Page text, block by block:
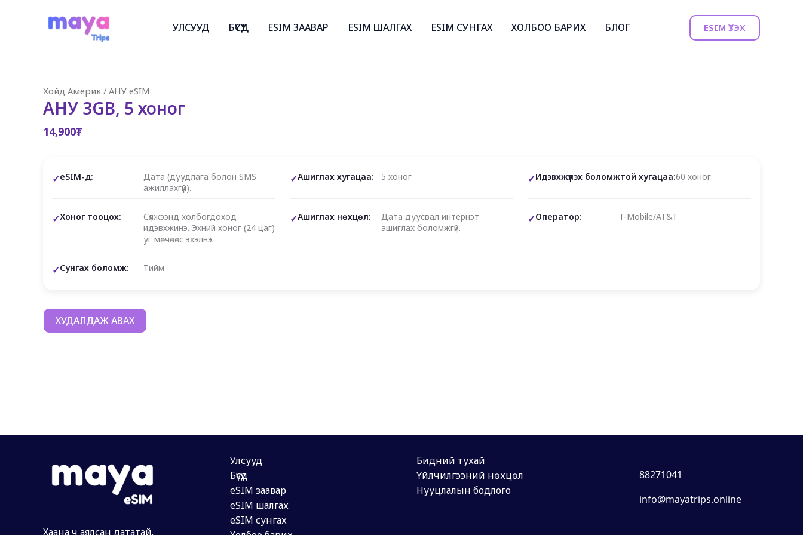
УЛСУУД БҮСҮҮД ESIM ЗААВАР ESIM ШАЛГАХ ESIM СУНГАХ ХОЛБОО БАРИХ БЛОГ ESIM ҮЗЭХ
Хойд Америк / АНУ eSIM
АНУ 3GB, 5 хоног
14,900₮
eSIM-д:
Дата (дуудлага болон SMS
ажиллахгүй).
Ашиглах хугацаа: 5 хоног Идэвхжүүлэх боломжтой хугацаа:60 хоног
Хоног тооцох:
Сүлжээнд холбогдоход
идэвхжинэ. Эхний хоног (24 цаг)
уг мөчөөс эхэлнэ.
Ашиглах нөхцөл:
Дата дуусвал интернэт
ашиглах боломжгүй.
Оператор: T-Mobile/AT&T
Сунгах боломж: Тийм
ХУДАЛДАЖ АВАХ
Хаана ч аялсан дататай.
Улсууд
Бүсүүд
eSIM заавар
eSIM шалгах
eSIM сунгах
Бидний тухай
Үйлчилгээний нөхцөл
Нууцлалын бодлого
88271041
info@mayatrips.online